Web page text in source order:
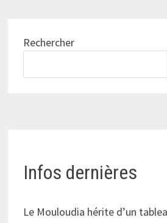
Rechercher
Infos dernières
Le Mouloudia hérite d’un